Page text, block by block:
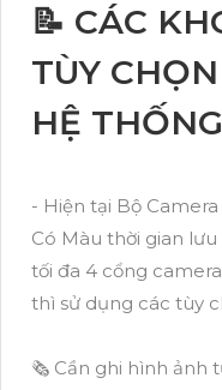
📝 CÁC
TÙY
HỆ
- Hiện tại Bộ
Có Màu thời gian lưu
tối đa 4 cổng
thì sử dụng các tùy
🗞 Cần ghi hình ảnh